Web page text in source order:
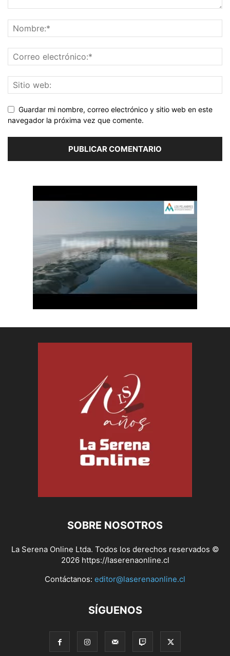
Guardar mi nombre, correo electrónico y sitio web en este
navegador la próxima vez que comente.
SOBRE NOSOTROS
La Serena Online Ltda. Todos los derechos reservados ©
2026 https://laserenaonline.cl
Contáctanos: editor@laserenaonline.cl
SÍGUENOS